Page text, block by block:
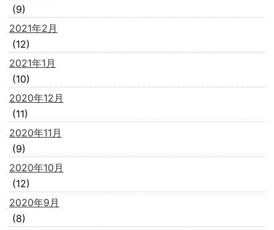
(9)
2021年2月
(12)
2021年1月
(10)
2020年12月
(11)
2020年11月
(9)
2020年10月
(12)
2020年9月
(8)